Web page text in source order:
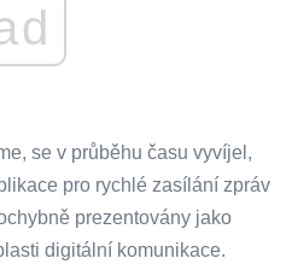
se v průběhu času vyvíjel,
pro rychlé zasílání zpráv
prezentovány jako
digitální komunikace.